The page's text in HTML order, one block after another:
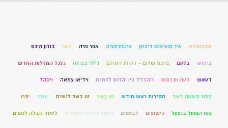
אבוחצירא איך מוציאים דיבוק אינפורמציה אפר פרה באר בוזון היגס
ביקוש בלעם ברכת שלום - דרגות הסולם גילוי בנגלה גלגל המזלות החדש
דעאש דעת ותבונות ההבדל בין יהדות לזמרח וידיאו צמאה ויקהל
זוהר תשעה באב חסידות ראש חודש טו באב טו באב לנשים יצחק יתרו
כוח הפועל בנפעל כישופים לבושים לימוד קבלה ברמת גן לימוד קבלה לנשים